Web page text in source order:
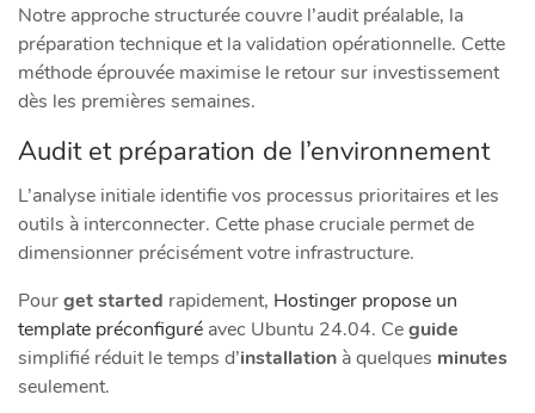
Notre approche structurée couvre l’audit préalable, la
préparation technique et la validation opérationnelle. Cette
méthode éprouvée maximise le retour sur investissement
dès les premières semaines.
Audit et préparation de l’environnement
L’analyse initiale identifie vos processus prioritaires et les
outils à interconnecter. Cette phase cruciale permet de
dimensionner précisément votre infrastructure.
Pourget started rapidement, Hostinger propose un
template préconfiguré avec Ubuntu 24.04. Ceguide
simplifié réduit le temps d’installation à quelques minutes
seulement.